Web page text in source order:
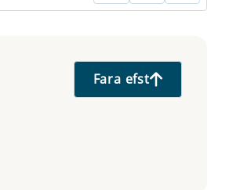
Fara efst